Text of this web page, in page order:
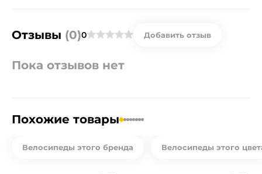
Отзывы (0)0 Добавить отзыв
Пока отзывов нет
Похожие товары
Велосипеды этого бренда Велосипеды этого